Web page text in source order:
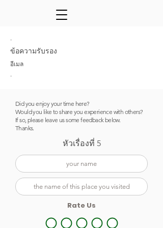
-
ข้อความรับรอง
อีเมล
-
Did you enjoy your time here?
Would you like to share youexperience with others?
If so, please leave us some feedback below.
Thanks.
หัวเรื่องที่ 5
Rate Us